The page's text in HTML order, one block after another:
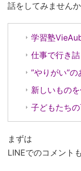
話をしてみませんか
学習塾
仕事で行き
”やりがい”
新しいもの
子どもたち
まずは
LINEでのコメント